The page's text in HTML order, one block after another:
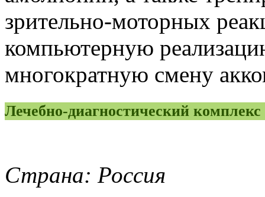
зрительно-моторных
компьютерную
многократную смену
Лечебно-диагностический
Страна: Россия